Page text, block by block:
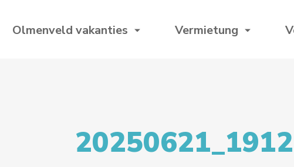
Olmenveld vakanties Vermietung